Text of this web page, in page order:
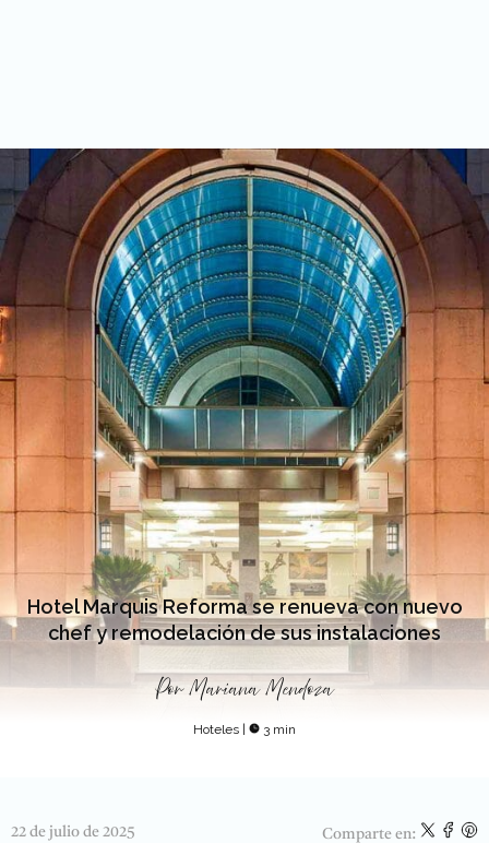
Hotel Marquis Reforma se renueva con nuevo
chef y remodelación de sus instalaciones
Por Mariana Mendoza
Hoteles | 3 min
22 de julio de 2025 Comparte en: